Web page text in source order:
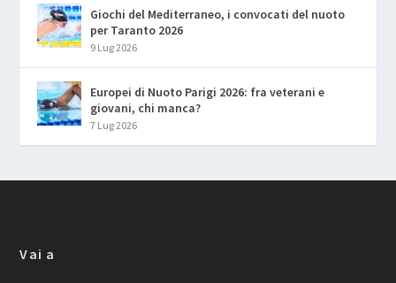
Giochi del Mediterraneo, i convocati del nuoto
per Taranto 2026
9 Lug 2026
Europei di Nuoto Parigi 2026: fra veterani e
giovani, chi manca?
7 Lug 2026
Vai a